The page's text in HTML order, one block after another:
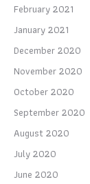
February 2021
January 2021
December 2020
November 2020
October 2020
September 2020
August 2020
July 2020
June 2020